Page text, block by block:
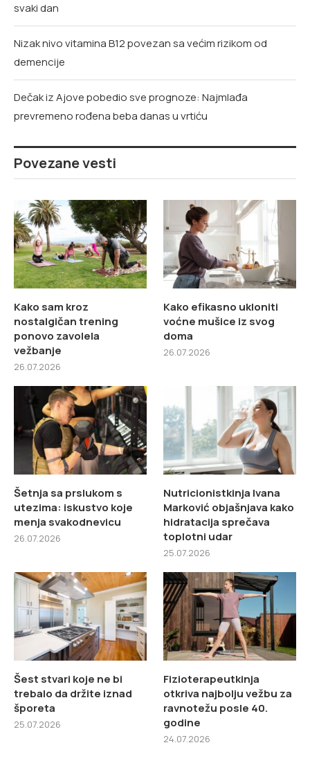
svaki dan
Nizak nivo vitamina B12 povezan sa većim rizikom od
demencije
Dečak iz Ajove pobedio sve prognoze: Najmlađa
prevremeno rođena beba danas u vrtiću
Povezane vesti
Kako sam kroz
nostalgičan trening
ponovo zavolela
vežbanje
26.07.2026
Kako efikasno ukloniti
voćne mušice iz svog
doma
26.07.2026
Šetnja sa prslukom s
utezima: iskustvo koje
menja svakodnevicu
26.07.2026
Nutricionistkinja Ivana
Marković objašnjava kako
hidratacija sprečava
toplotni udar
25.07.2026
Šest stvari koje ne bi
trebalo da držite iznad
šporeta
25.07.2026
Fizioterapeutkinja
otkriva najbolju vežbu za
ravnotežu posle 40.
godine
24.07.2026